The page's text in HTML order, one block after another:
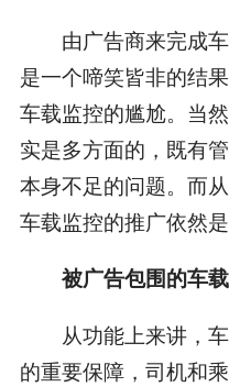
由广告商来完成车
是一个啼笑皆非的结
车载监控的尴尬。当
实是多方面的，既有
本身不足的问题。而
车载监控的推广依然
被广告包围的车载
从功能上来讲，车
的重要保障，司机和